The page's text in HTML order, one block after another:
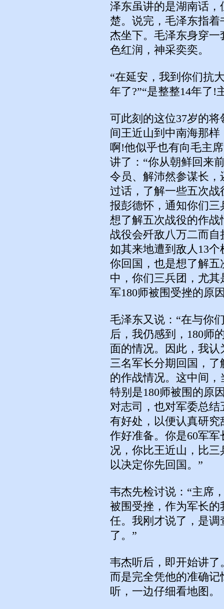
泽东虽讲的是湖南话
楚。说完，毛泽东指
杰坐下。毛泽东身穿
色红润，神采奕奕。
“在延安，我到你们抗
年了?”“是整整14年了!
可此刻的这位37岁的
间王近山到中南海那
啊!他似乎也有向毛主
讲了：“你从朝鲜回来
令员、解沛然参谋长
过话，了解一些五次
报彭德怀，通知你们
想了解五次战役的作
战役会歼敌八万二而
如其来地遭到敌人13
你回国，也是想了解
中，你们三兵团，尤其
军180师被围受挫的
毛泽东又说：“在与你
后，我仍感到，180师
面的情况。因此，我
三名军长分期回国，
的作战情况。这中间
特别是180师被围的原
对志司，也对军委总
有好处，以便认真研
作好准备。你是60军
况，你比王近山，比
以决定你先回国。”
韦杰先检讨说：“主席
被围受挫，作为军长的
任。我刚才说了，是
了。”
韦杰听后，即开始讲
而是完全凭他的准确
听，一边仔细看地图。